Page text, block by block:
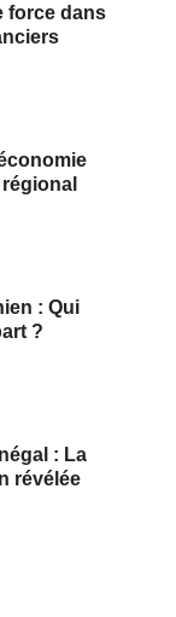
force dans
: Qui
?
: La
révélée